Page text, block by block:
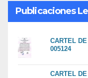
Publicaciones
CARTEL
005124
CARTEL